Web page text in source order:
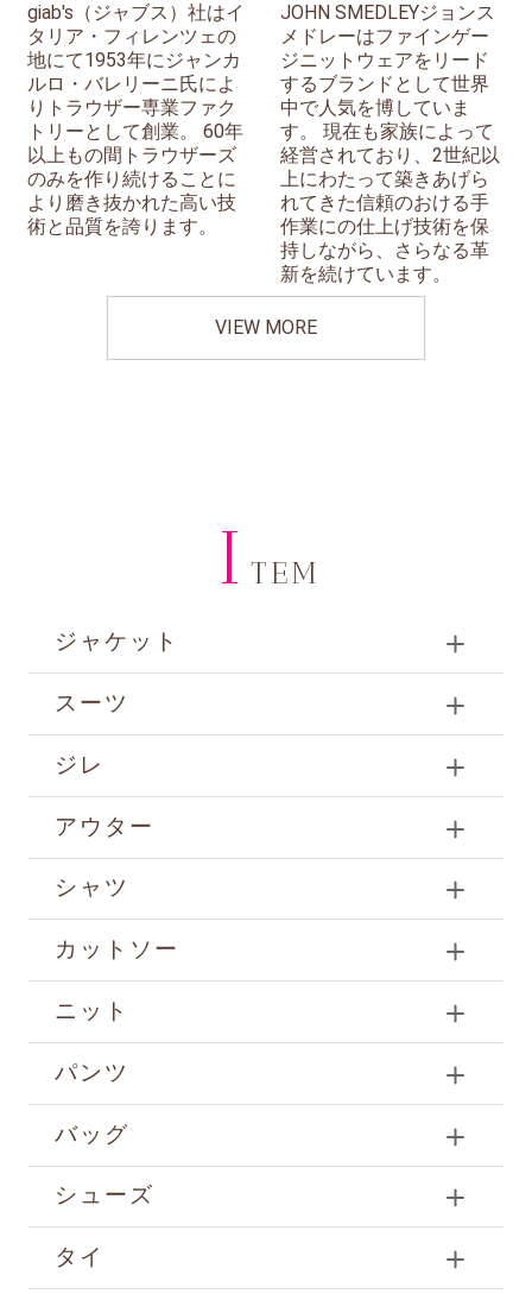
giab's（ジャブス）社はイ
タリア・フィレンツェの
地にて1953年にジャンカ
ルロ・バレリーニ氏によ
りトラウザー専業ファク
トリーとして創業。 60年
以上もの間トラウザーズ
のみを作り続けることに
より磨き抜かれた高い技
術と品質を誇ります。
JOHN SMEDLEYジョンス
メドレーはファインゲー
ジニットウェアをリード
するブランドとして世界
中で人気を博していま
す。 現在も家族によって
経営されており、2世紀以
上にわたって築きあげら
れてきた信頼のおける手
作業にの仕上げ技術を保
持しながら、さらなる革
新を続けています。
VIEW MORE
I TEM
ジャケット
スーツ
ジレ
アウター
シャツ
カットソー
ニット
パンツ
バッグ
シューズ
タイ